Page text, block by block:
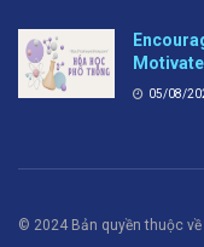
05/08/
© 2024 Bản quyền thuộc về